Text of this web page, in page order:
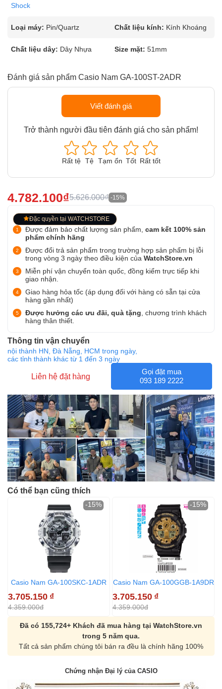
Shock
Loại máy: Pin/Quartz Chất liệu kính: Kính Khoáng
Chất liệu dây: Dây Nhựa Size mặt: 51mm
Đánh giá sản phẩm Casio Nam GA-100ST-2ADR
Viết đánh giá
Trở thành người đầu tiên đánh giá cho sản phẩm!
Rất tệ Tệ Tạm ổn Tốt Rất tốt
4.782.100₫5.626.000₫ -15%
Đặc quyền tại WATCHSTORE
Được đảm bảo chất lượng sản phẩm, cam kết 100% sản
phẩm chính hãng
Được đổi trả sản phẩm trong trường hợp sản phẩm bị lỗi
trong vòng 3 ngày theo điều kiện của WatchStore.vn
Miễn phí vận chuyển toàn quốc, đồng kiểm trực tiếp khi
giao nhận.
Giao hàng hỏa tốc (áp dụng đối với hàng có sẵn tại cửa
hàng gần nhất)
Được hưởng các ưu đãi, quà tặng , chương trình khách
hàng thân thiết.
Thông tin vận chuyển
nội thành HN, Đà Nẵng, HCM trong ngày,
các tỉnh thành khác từ 1 đến 3 ngày
Liên hệ đặt hàng
Gọi đặt mua
093 189 2222
Có thể bạn cũng thích
Casio Nam GA-100SKC-1ADR
3.705.150 ₫
4.359.000đ
-15%
Casio Nam GA-100GGB-1A9DR
3.705.150 ₫
4.359.000đ
-15%
Đã có 155,724+ Khách đã mua hàng tại WatchStore.vn
trong 5 năm qua.
Tất cả sản phẩm chúng tôi bán ra đều là chính hãng 100%
Chứng nhận Đại lý của CASIO